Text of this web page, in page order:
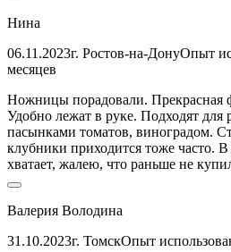
Нина
06.11.2023г. Ростов-на-ДонуОпыт
месяцев
Ножницы порадовали. Прекрасная
Удобно лежат в руке. Подходят для
пасынками томатов, виноградом.
клубники приходится тоже часто.
хватает, жалею, что раньше не
Валерия Володина
31.10.2023г. ТомскОпыт